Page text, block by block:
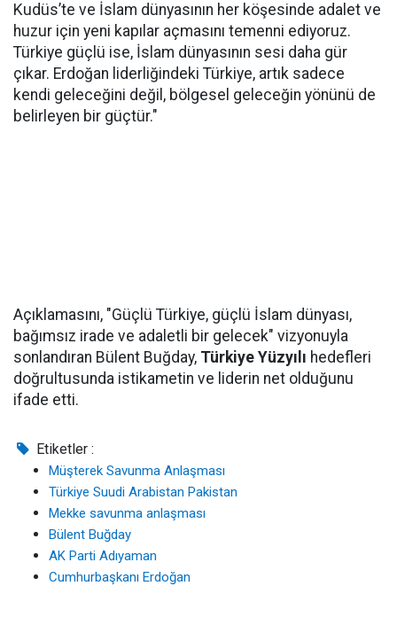
Kudüs’te ve İslam dünyasının her köşesinde adalet ve
huzur için yeni kapılar açmasını temenni ediyoruz.
Türkiye güçlü ise, İslam dünyasının sesi daha gür
çıkar. Erdoğan liderliğindeki Türkiye, artık sadece
kendi geleceğini değil, bölgesel geleceğin yönünü de
belirleyen bir güçtür."
Açıklamasını, "Güçlü Türkiye, güçlü İslam dünyası,
bağımsız irade ve adaletli bir gelecek" vizyonuyla
sonlandıran Bülent Buğday, Türkiye Yüzyılı hedefleri
doğrultusunda istikametin ve liderin net olduğunu
ifade etti.
Etiketler :
Müşterek Savunma Anlaşması
Türkiye Suudi Arabistan Pakistan
Mekke savunma anlaşması
Bülent Buğday
AK Parti Adıyaman
Cumhurbaşkanı Erdoğan